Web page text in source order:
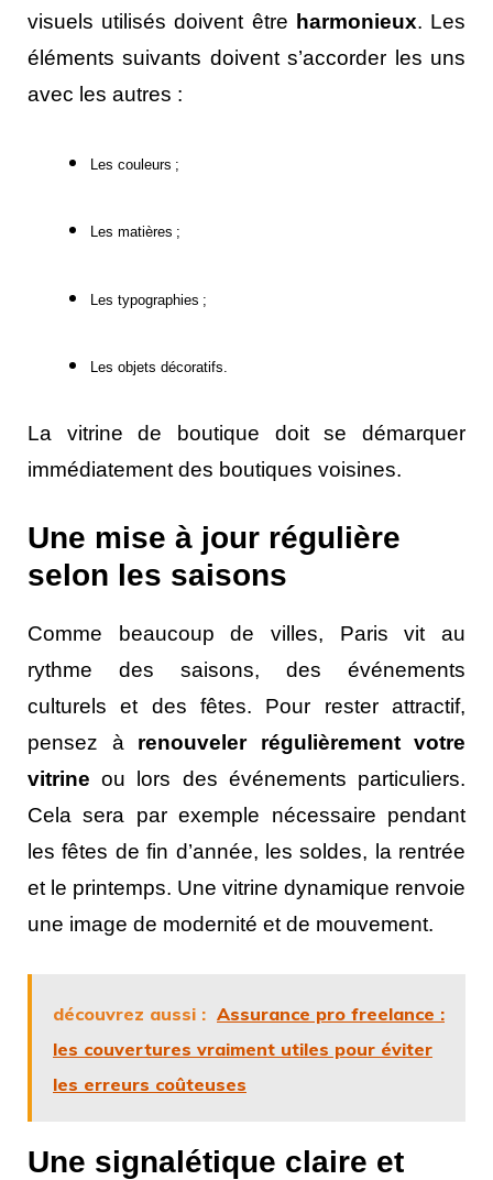
visuels utilisés doivent être harmonieux. Les
éléments suivants doivent s’accorder les uns
avec les autres :
Les couleurs ;
Les matières ;
Les typographies ;
Les objets décoratifs.
La vitrine de boutique doit se démarquer
immédiatement des boutiques voisines.
Une mise à jour régulière
selon les saisons
Comme beaucoup de villes, Paris vit au
rythme des saisons, des événements
culturels et des fêtes. Pour rester attractif,
pensez à renouveler régulièrement votre
vitrine ou lors des événements particuliers.
Cela sera par exemple nécessaire pendant
les fêtes de fin d’année, les soldes, la rentrée
et le printemps. Une vitrine dynamique renvoie
une image de modernité et de mouvement.
découvrez aussi : Assurance pro freelance :
les couvertures vraiment utiles pour éviter
les erreurs coûteuses
Une signalétique claire et